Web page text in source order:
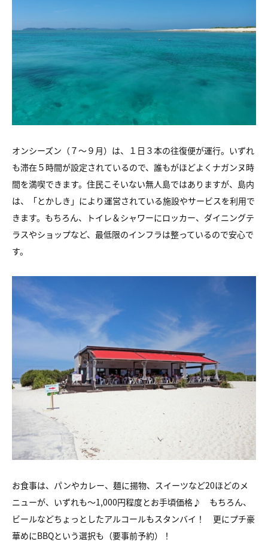
オンシーズン（７〜９月）は、１日３本の往復便が運行。いずれ
も滞在５時間が設定されているので、誰もがほどよくナガンヌ時
間を満喫できます。住民こそいない無人島ではありますが、島内
は、「とかしき」により運営されている施設やサービスを利用で
きます。もちろん、トイレ＆シャワーにロッカー、ダイニングテ
ラスやショップなど、最低限のインフラは整っているので安心で
す。
お食事は、パンやカレー、麺に揚物、スイーツなど20ほどのメ
ニューが、いずれも〜1,000円程度とお手頃価格♪ もちろん、
ビールなどちょっとしたアルコールもスタンバイ！ 更にプチ豪
華めにBBQという選択も（要事前予約）！